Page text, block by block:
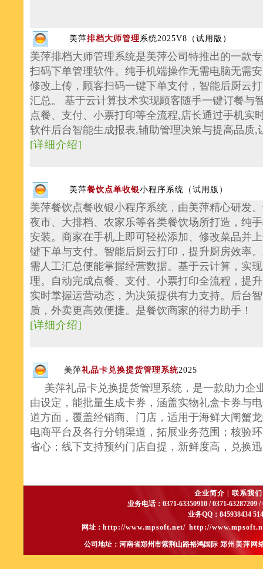
美萍排档大师管理系统2025V8（试用版）
美萍排档大师管理系统是美萍公司特推出的一款
扫码下单管理软件。纯手机端操作无需电脑无需
修改上传，顾客扫码一键下单支付，智能后厨云
汇总。 基于云计算技术实现顾客随手一键订餐与
点餐、支付、小票打印等全流程,店长通过手机实
软件后台智能生成报表,辅助管理决策与提高品质,
[详细介绍]
美萍餐饮点单收银小程序系统（试用版）
美萍餐饮点餐收银小程序系统，由美萍精心研发
夜市、大排档、农家乐等各类餐饮场所打造，纯
安装。商家在手机上即可轻松添加、修改菜品并
键下单与支付。智能后厨云打印，提升厨房效率
需人工汇总便能掌握经营数据。基于云计算，实
理。自动完成点餐、支付、小票打印全流程，提
实时掌握运营动态，为决策提供有力支持。后台
质，外卖更高效便捷。是餐饮商家的得力助手！
[详细介绍]
美萍礼品卡兑换提货管理系统2025
美萍礼品卡兑换提货管理系统，是一款助力企
由设定，能批量生成卡券，涵盖实物礼盒卡券与
道方面，覆盖经销商、门店，适用于海鲜大闸蟹
电商平台及各行分销渠道，拓展业务范围；核验
省心；线下支持预约门店自提，新鲜度高，兑换